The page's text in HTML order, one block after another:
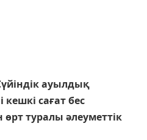
ауылдық
кешкі сағат бес
туралы әлеуметтік